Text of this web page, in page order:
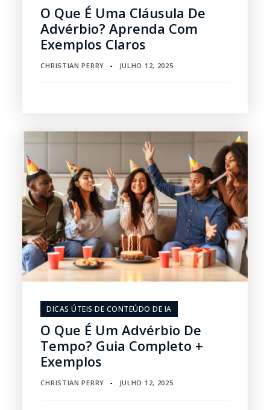
O Que É Uma Cláusula De
Advérbio? Aprenda Com
Exemplos Claros
CHRISTIAN PERRY ▪ JULHO 12, 2025
DICAS ÚTEIS DE CONTEÚDO DE IA
O Que É Um Advérbio De
Tempo? Guia Completo +
Exemplos
CHRISTIAN PERRY ▪ JULHO 12, 2025